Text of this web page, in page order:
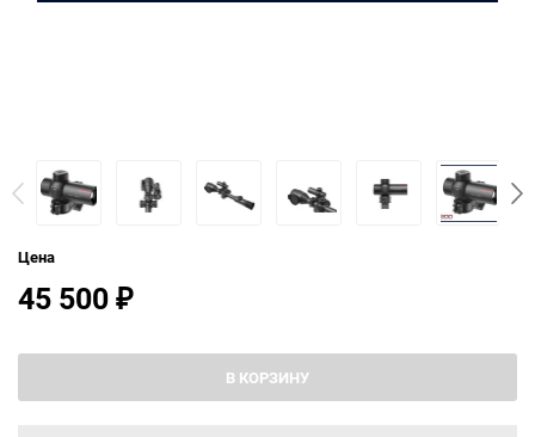
Цена
45 500 ₽
В КОРЗИНУ